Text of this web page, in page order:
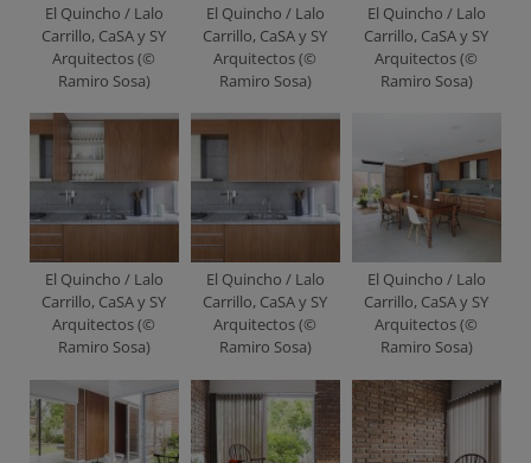
El Quincho / Lalo
Carrillo, CaSA y SY
Arquitectos (©
Ramiro Sosa)
El Quincho / Lalo
Carrillo, CaSA y SY
Arquitectos (©
Ramiro Sosa)
El Quincho / Lalo
Carrillo, CaSA y SY
Arquitectos (©
Ramiro Sosa)
El Quincho / Lalo
Carrillo, CaSA y SY
Arquitectos (©
Ramiro Sosa)
El Quincho / Lalo
Carrillo, CaSA y SY
Arquitectos (©
Ramiro Sosa)
El Quincho / Lalo
Carrillo, CaSA y SY
Arquitectos (©
Ramiro Sosa)